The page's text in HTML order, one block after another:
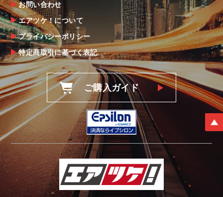
お問い合わせ
エアツケ！について
プライバシーポリシー
特定商取引に基づく表記
ご購入ガイド